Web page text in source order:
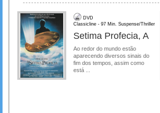
DVD
Classicline - 97 Min. Suspense/Thriller
Setima Profecia, A
Ao redor do mundo estão
aparecendo diversos sinais do
fim dos tempos, assim como
está ...